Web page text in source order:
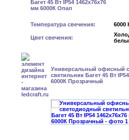
Температура свечения: 6000
Цвет свечения:
Универсальный офисный
светильник Багет 45 Вт
6000К Прозрачный